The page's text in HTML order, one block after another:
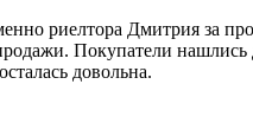
риелтора Дмитрия за
Покупатели
довольна.